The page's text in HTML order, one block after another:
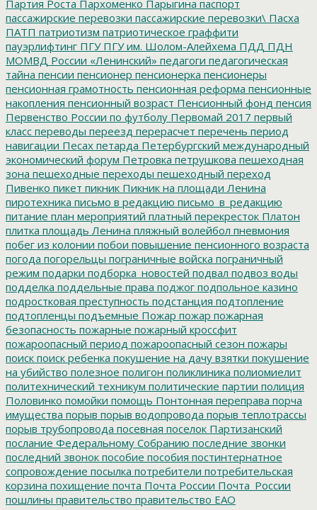
Партия Роста Пархоменко Парыгина паспорт
пассажирские перевозки пассажирские перевозки\ Пасха
ПАТП патриотизм патриотическое граффити
пауэрлифтинг ПГУПГУ им. Шолом-Алейхема ПДД ПДН
МОМВД России «Ленинский» педагоги педагогическая
тайна пенсии пенсионер пенсионерка пенсионеры
пенсионная грамотность пенсионная реформа пенсионные
накопления пенсионный возраст Пенсионный фонд пенсия
Первенство России по футболу Первомай 2017 первый
класс переводы переезд перерасчет перечень период
навигации Песах петарда Петербургский международный
экономический форум Петровка петрушкова пешеходная
зона пешеходные переходы пешеходный переход
Пивенко пикет пикник Пикник на площади Ленина
пиротехника письмо в редакцию письмо_в_редакцию
питание план мероприятий платный перекресток Платон
плитка площадь Ленина пляжный волейбол пневмония
побег из колонии побои повышение пенсионного возраста
погода погорельцы пограничные войска пограничный
режим подарки подборка_новостей подвал подвоз воды
подделка поддельные права поджог подпольное казино
подростковая преступность подстанция подтопление
подтопленцы подъемные Пожар пожар пожарная
безопасность пожарные пожарный кроссфит
пожароопасный период пожароопасный сезон пожары
поиск поиск ребенка покушение на дачу взятки покушение
на убийство полезное полигон поликлиника полиомиелит
политехнический техникум политические партии полиция
Половинко помойки помощь Понтонная переправа порча
имущества порыв порыв водопровода порыв теплотрассы
порыв трубопровода посевная поселок Партизанский
послание Федеральному Собранию последние звонки
последний звонок пособие пособия постинтернатное
сопровождение посылка потребители потребительская
корзина похищение почта Почта России Почта_России
пошлины правительство правительство ЕАО